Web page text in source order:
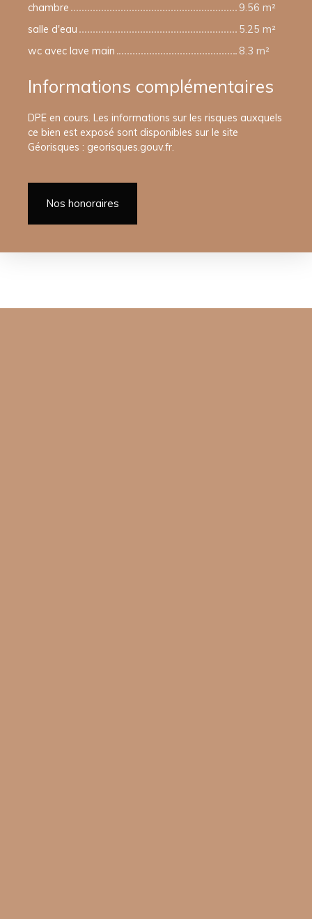
chambre
9.56 m²
salle d'eau
5.25 m²
wc avec lave main
8.3 m²
Informations complémentaires
DPE en cours. Les informations sur les risques auxquels
ce bien est exposé sont disponibles sur le site
Géorisques : georisques.gouv.fr.
Nos honoraires